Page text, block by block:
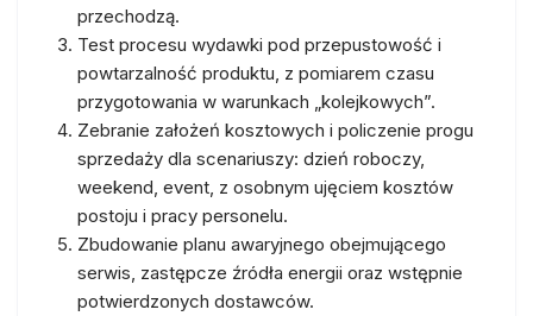
przechodzą.
Test procesu wydawki pod przepustowość i
powtarzalność produktu, z pomiarem czasu
przygotowania w warunkach „kolejkowych”.
Zebranie założeń kosztowych i policzenie progu
sprzedaży dla scenariuszy: dzień roboczy,
weekend, event, z osobnym ujęciem kosztów
postoju i pracy personelu.
Zbudowanie planu awaryjnego obejmującego
serwis, zastępcze źródła energii oraz wstępnie
potwierdzonych dostawców.